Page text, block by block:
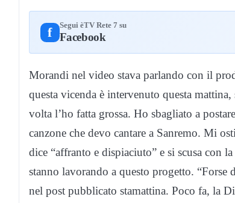
f Segui èTV Rete 7 su
Facebook
Morandi nel video stava parlando con il
questa vicenda è intervenuto questa
volta l’ho fatta grossa. Ho sbagliato a
canzone che devo cantare a Sanremo. Mi
dice “affranto e dispiaciuto” e si scusa con
stanno lavorando a questo progetto. “Forse
nel post pubblicato stamattina. Poco fa, la